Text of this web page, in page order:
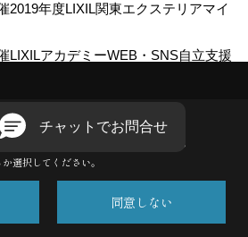
年度LIXIL関東エクステリアマイ
LIXILアカデミーWEB・SNS自立支援
LIXIL関西エクステリアマイスター会
LRN神戸・淡路ブロック会 確実に
活用セミナー
年度LIXIL関東エクステリアマイ
。
プライバシーポリシー
」をご覧ください。
選択してください。
同意しない